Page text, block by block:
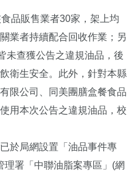
品販售業者30家，架上均
業者持續配合回收作業；另
未查獲公告之違規油品，後
衛生安全。此外，針對本縣
限公司、同美團膳盒餐食品
用本次公告之違規油品，校
於局網設置「油品事件專
理署「中聯油脂案專區」(網